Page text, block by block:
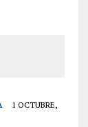
1 OCTUBRE,